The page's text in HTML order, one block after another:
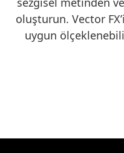
oluşturun. Vector
uygun